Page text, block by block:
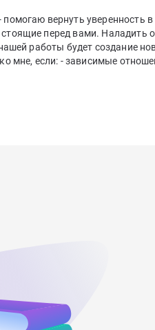
вернуть уверенность в
перед вами. Наладить
работы будет создание
мне, если: - зависимые
я покажу как это